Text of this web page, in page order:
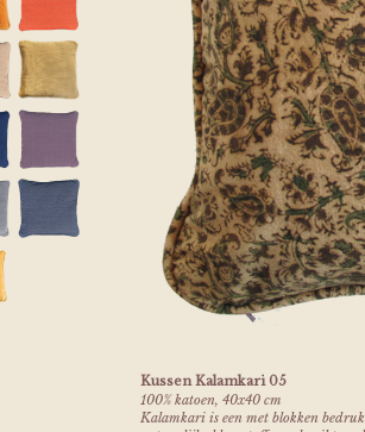
Kussen Kalamkari 05
100% katoen, 40x40 cm
Kalamkari is een met blokken